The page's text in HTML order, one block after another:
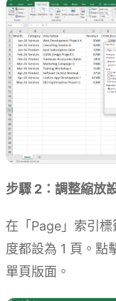
步驟 2：調整縮放
在「Page」索引
度都設為 1 頁。點
單頁版面。